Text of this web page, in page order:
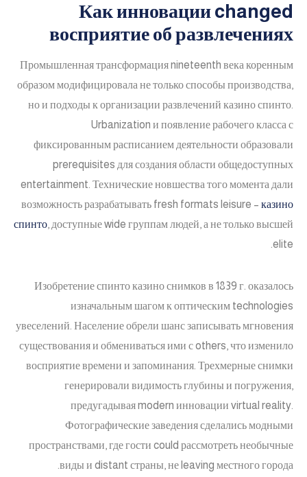
Как инновации changed
восприятие об развлечениях
Промышленная трансформация nineteenth века коренным
образом модифицировала не только способы производства,
но и подходы к организации развлечений казино спинто.
Urbanization и появление рабочего класса с
фиксированным расписанием деятельности образовали
prerequisites для создания области общедоступных
entertainment. Технические новшества того момента дали
возможность разрабатывать fresh formats leisure – казино
спинто , доступные wide группам людей, а не только высшей
elite.
Изобретение спинто казино снимков в 1839 г. оказалось
изначальным шагом к оптическим technologies
увеселений. Население обрели шанс записывать мгновения
существования и обмениваться ими с others, что изменило
восприятие времени и запоминания. Трехмерные снимки
генерировали видимость глубины и погружения,
предугадывая modern инновации virtual reality.
Фотографические заведения сделались модными
пространствами, где гости could рассмотреть необычные
виды и distant страны, не leaving местного города.